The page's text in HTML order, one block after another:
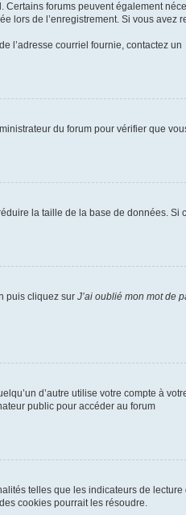
Certains forums peuvent également
lors de l’enregistrement. Si vous avez
l’adresse courriel fournie, contactez un
du forum pour vérifier que
la taille de la base de données. Si
puis cliquez sur J’ai oublié mon mot de
d’autre utilise votre compte à
public pour accéder au forum
telles que les indicateurs de lecture
cookies pourrait les résoudre.